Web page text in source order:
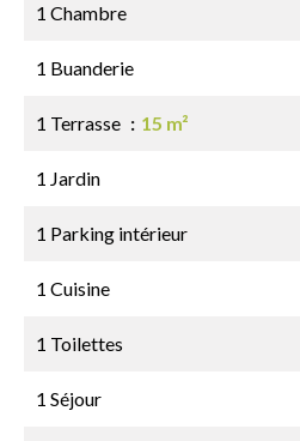
1 Chambre
1 Buanderie
1 Terrasse 15 m²
1 Jardin
1 Parking intérieur
1 Cuisine
1 Toilettes
1 Séjour